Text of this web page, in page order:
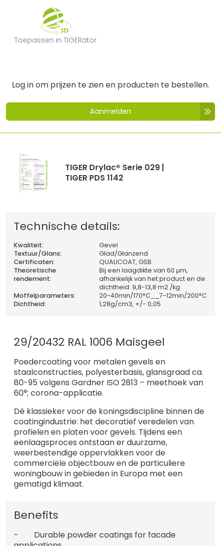
Toepassen in TIGERator
Toepassen in TIGERator
Log in om prijzen te zien en producten te bestellen.
Aanmelden
TIGER Drylac® Serie 029 |
TIGER PDS 1142
Technische details:
Kwaliteit:
Gevel
Textuur/Glans:
Glad/Glanzend
Certificaten:
QUALICOAT, GSB
Theoretische
rendement:
Bij een laagdikte van 60 µm,
afhankelijk van het product en de
dichtheid: 9,8-13,8 m2 /kg
Moffelparameters:
20-40min/170°C__7-12min/200°C
Dichtheid:
1,28g/cm3, +/- 0,05
29/20432 RAL 1006 Maisgeel
Poedercoating voor metalen gevels en
staalconstructies, polyesterbasis, glansgraad ca.
80-95 volgens Gardner ISO 2813 – meethoek van
60°; corona-applicatie.
Dé klassieker voor de koningsdiscipline binnen de
coatingindustrie: het decoratief veredelen van
profielen en platen voor gevels. Tijdens een
eenlaagsproces ontstaan er duurzame,
weerbestendige oppervlakken voor de
commerciële objectbouw en de particuliere
woningbouw in gebieden in Europa met een
gematigd klimaat.
Benefits
- Durable powder coatings for facade